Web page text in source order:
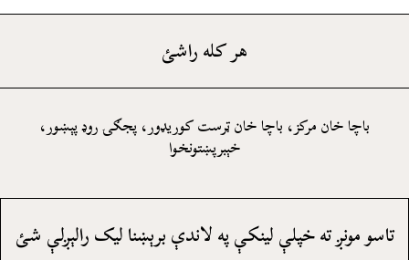
هر کله راشئ
باچا خان مرکز، باچا خان ټرست کوريډور، پجګۍ روډ پېښور،
خېبرپښتونخوا
تاسو مونږ ته خپلې لينکې په لاندې برېښنا ليک رالېږلې شئ